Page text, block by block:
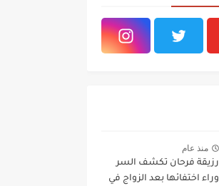
منذ عام
رزيقة فرحان تكشف السر
وراء اختفائها بعد الزواج في